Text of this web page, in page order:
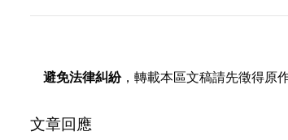
避免法律糾紛，轉載本區文稿請先徵得原
文章回應